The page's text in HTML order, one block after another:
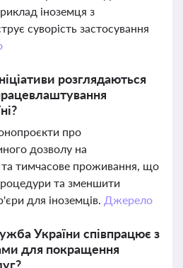
іноземця з
суворість застосування
розглядаються
про
дозволу на
тимчасове проживання, що
та зменшити
для іноземців. Джерело
України співпрацює з
для покращення